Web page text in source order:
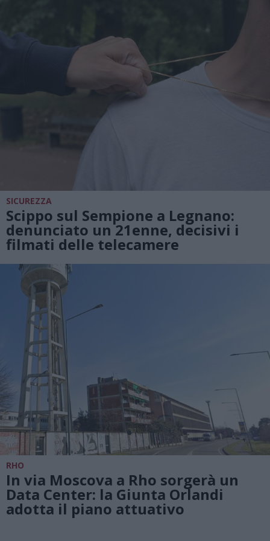
SICUREZZA
Scippo sul Sempione a Legnano:
denunciato un 21enne, decisivi i
filmati delle telecamere
RHO
In via Moscova a Rho sorgerà un
Data Center: la Giunta Orlandi
adotta il piano attuativo